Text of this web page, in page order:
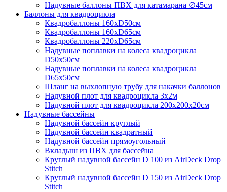
Надувные баллоны ПВХ для катамарана ∅45см
Баллоны для квадроцикла
Квадробаллоны 160хD50см
Квадробаллоны 160хD65см
Квадробаллоны 220хD65см
Надувные поплавки на колеса квадроцикла
D50х50см
Надувные поплавки на колеса квадроцикла
D65х50см
Шланг на выхлопную трубу для накачки баллонов
Надувной плот для квадроцикла 3х2м
Надувной плот для квадроцикла 200х200х20см
Надувные бассейны
Надувной бассейн круглый
Надувной бассейн квадратный
Надувной бассейн прямоугольный
Вкладыш из ПВХ для бассейна
Круглый надувной бассейн D 100 из AirDeck Drop
Stitch
Круглый надувной бассейн D 150 из AirDeck Drop
Stitch